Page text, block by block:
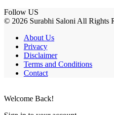
Follow US
© 2026 Surabhi Saloni All Rights
About Us
Privacy
Disclaimer
Terms and Conditions
Contact
Welcome Back!